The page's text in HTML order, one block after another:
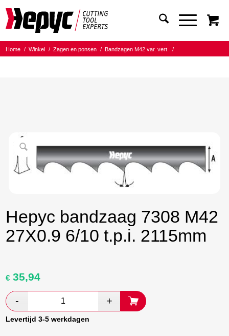
Home / Winkel / Zagen en ponsen / Bandzagen M42 var. vert.
/
Hepyc bandzaag 7308 M42
27X0.9 6/10 t.p.i. 2115mm
Oorspronkelijke
was:
€ 59,90.
€ 35,94Huidige
€ 34,74.
Levertijd 3-5 werkdagen